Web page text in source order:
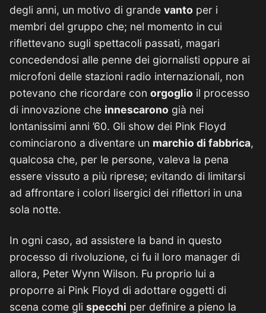
degli anni, un motivo di grande vanto per i
membri del gruppo che; nel momento in cui
riflettevano sugli spettacoli passati, magari
concedendosi alle penne dei giornalisti oppure ai
microfoni delle stazioni radio internazionali, non
potevano che ricordare con orgoglio il processo
di innovazione che innescarono già nei
lontanissimi anni ’60. Gli show dei Pink Floyd
cominciarono a diventare un marchio di fabbrica,
qualcosa che, per le persone, valeva la pena
essere vissuto a più riprese; evitando di limitarsi
ad affrontare i colori lisergici dei riflettori in una
sola notte.
In ogni caso, ad assistere la band in questo
processo di rivoluzione, ci fu il loro manager di
allora, Peter Wynn Wilson. Fu proprio lui a
proporre ai Pink Floyd di adottare oggetti di
scena come gli specchi per definire a pieno la